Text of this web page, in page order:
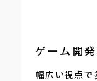
ゲーム開
幅広い視点で